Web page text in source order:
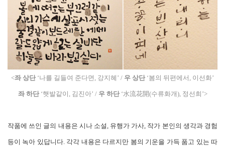
<좌 상단‘나를 길들여 준다면, 강지혜’ / 우 상단‘봄의 뒤편에서, 이선화’
좌 하단 ‘햇발같이, 김진아’ / 우 하단 ‘水流花開(수류화개), 정선희’>
작품에 쓰인 글의 내용은 시나 소설, 유행가 가사, 작가 본인의 생각과 경험
등이 녹아 있답니다. 각각 내용은 다르지만 봄의 기운을 가득 품고 있는 따